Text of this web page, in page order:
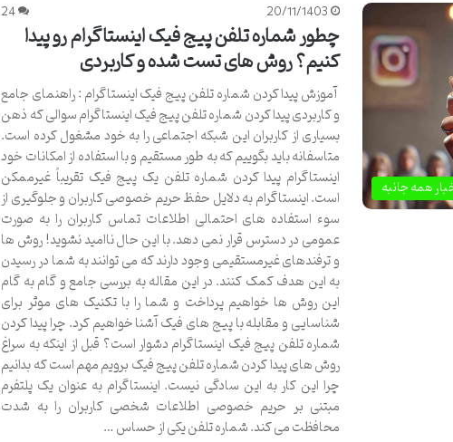
همه جانبه
20/11/1403
24
چطور شماره تلفن پیج فیک اینستاگرام رو پیدا
کنیم؟ روش های تست شده و کاربردی
آموزش پیدا کردن شماره تلفن پیج فیک اینستاگرام : راهنمای جامع
و کاربردی پیدا کردن شماره تلفن پیج فیک اینستاگرام سوالی که ذهن
بسیاری از کاربران این شبکه اجتماعی را به خود مشغول کرده است.
متاسفانه باید بگوییم که به طور مستقیم و با استفاده از امکانات خود
اینستاگرام پیدا کردن شماره تلفن یک پیج فیک تقریباً غیرممکن
است. اینستاگرام به دلایل حفظ حریم خصوصی کاربران و جلوگیری از
سوء استفاده های احتمالی اطلاعات تماس کاربران را به صورت
عمومی در دسترس قرار نمی دهد. با این حال ناامید نشوید! روش ها
و ترفندهای غیرمستقیمی وجود دارند که می توانند به شما در رسیدن
به این هدف کمک کنند. در این مقاله به بررسی جامع و گام به گام
این روش ها خواهیم پرداخت و شما را با تکنیک های موثر برای
شناسایی و مقابله با پیج های فیک آشنا خواهیم کرد. چرا پیدا کردن
شماره تلفن پیج فیک اینستاگرام دشوار است؟ قبل از اینکه به سراغ
روش های پیدا کردن شماره تلفن پیج فیک برویم مهم است که بدانیم
چرا این کار به این سادگی نیست. اینستاگرام به عنوان یک پلتفرم
مبتنی بر حریم خصوصی اطلاعات شخصی کاربران را به شدت
محافظت می کند. شماره تلفن یکی از حساس …